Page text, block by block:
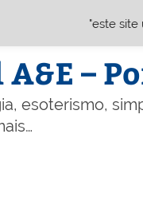
–
esoterismo,
"este site